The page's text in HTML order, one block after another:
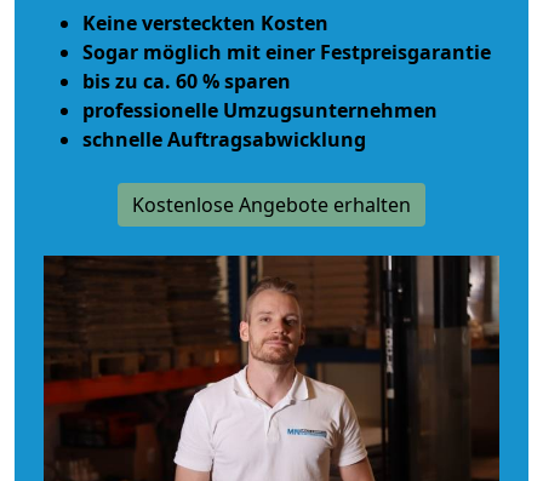
Keine versteckten Kosten
Sogar möglich mit einer Festpreisgarantie
bis zu ca. 60 % sparen
professionelle Umzugsunternehmen
schnelle Auftragsabwicklung
Kostenlose Angebote erhalten